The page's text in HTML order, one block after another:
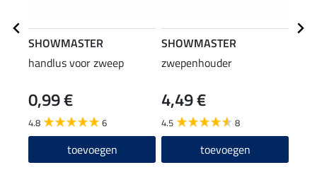
SHOWMASTER
handlus voor zweep
0,99 €
4.8 6
toevoegen
SHOWMASTER
zwepenhouder
4,49 €
4.5 8
toevoegen